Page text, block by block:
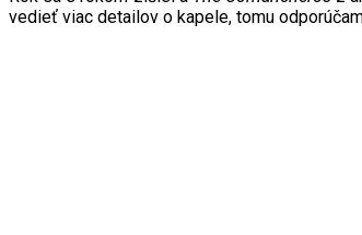
vedieť viac detailov o kapele, tomu